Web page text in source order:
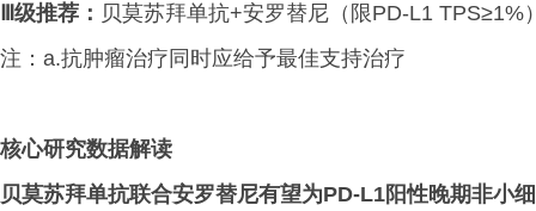
Ⅲ级推荐： 贝莫苏拜单抗+安罗替尼（限PD-L1 TPS≥1%
注：a.抗肿瘤治疗同时应给予最佳支持治疗
核心研究数据解读
贝莫苏拜单抗联合安罗替尼有望为PD-L1阳性晚期非小